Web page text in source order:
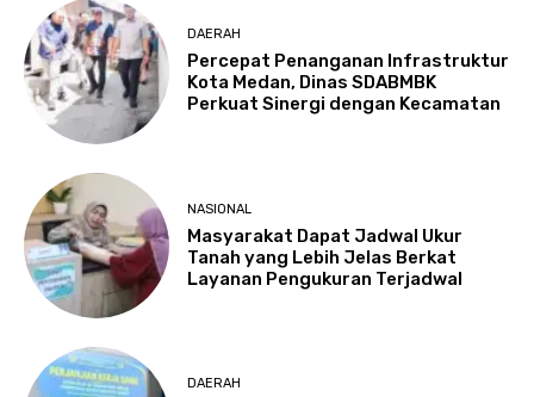
DAERAH
Percepat Penanganan Infrastruktur
Kota Medan, Dinas SDABMBK
Perkuat Sinergi dengan Kecamatan
NASIONAL
Masyarakat Dapat Jadwal Ukur
Tanah yang Lebih Jelas Berkat
Layanan Pengukuran Terjadwal
DAERAH